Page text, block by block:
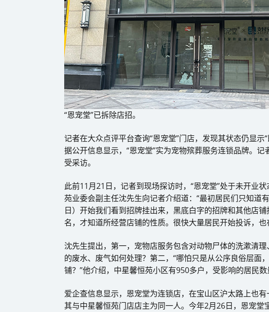
“恩宠堂”已拆除店招。
记者在大众点评平台查询“恩宠堂”门店，发现其状态仍显示
据公开信息显示，“恩宠堂”实为宠物殡葬服务连锁品牌。
受采访。
此前11月21日，记者到现场探访时，“恩宠堂”处于未开业
苑业委会副主任沈先生向记者介绍道：“最初居民们只知道
日）开始我们看到招牌挂出来，黑底白字的招牌和其他店
名，才知道所经营店铺的性质。很快大量居民开始投诉，
沈先生提出，第一，宠物店服务包含对动物尸体的洗漱清
的废水、废气如何处理？第二，“哪怕只是从公序良俗层面
铺？”他介绍，中星馨恒苑小区有950多户，受影响的居民数
爱企查信息显示，恩宠堂为连锁店，在宝山区沪太路上也
其与中星馨恒苑门店店主为同一人。今年2月26日，恩宠